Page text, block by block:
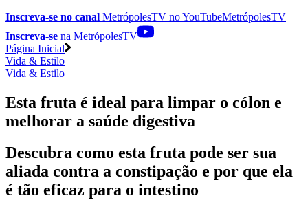
Inscreva-se no canal MetrópolesTV noYouTubeMetrópolesTV
Inscreva-se na MetrópolesTV
Página Inicial
Vida & Estilo
Vida & Estilo
Esta fruta é ideal para limpar o cólon e
melhorar a saúde digestiva
Descubra como esta fruta pode ser sua
aliada contra a constipação e por que ela
é tão eficaz para o intestino